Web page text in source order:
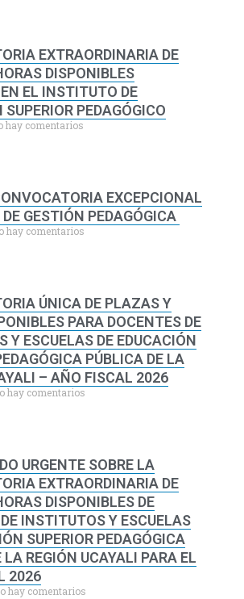
EXTRAORDINARIA DE
DISPONIBLES
EL INSTITUTO DE
SUPERIOR PEDAGÓGICO
hay comentarios
EXCEPCIONAL
GESTIÓN PEDAGÓGICA
hay comentarios
ÚNICA DE PLAZAS Y
PARA DOCENTES DE
Y ESCUELAS DE EDUCACIÓN
PÚBLICA DE LA
– AÑO FISCAL 2026
hay comentarios
URGENTE SOBRE LA
EXTRAORDINARIA DE
DISPONIBLES DE
INSTITUTOS Y ESCUELAS
SUPERIOR PEDAGÓGICA
LA REGIÓN UCAYALI PARA EL
2026
hay comentarios